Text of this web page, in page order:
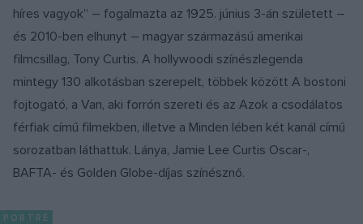
híres vagyok” – fogalmazta az 1925. június 3-án született –
és 2010-ben elhunyt – magyar származású amerikai
filmcsillag, Tony Curtis. A hollywoodi színészlegenda
mintegy 130 alkotásban szerepelt, többek között A bostoni
fojtogató, a Van, aki forrón szereti és az Azok a csodálatos
férfiak című filmekben, illetve a Minden lében két kanál című
sorozatban láthattuk. Lánya, Jamie Lee Curtis Oscar-,
BAFTA- és Golden Globe-díjas színésznő.
PORTRÉ